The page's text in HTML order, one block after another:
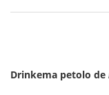
Drinkema petolo de